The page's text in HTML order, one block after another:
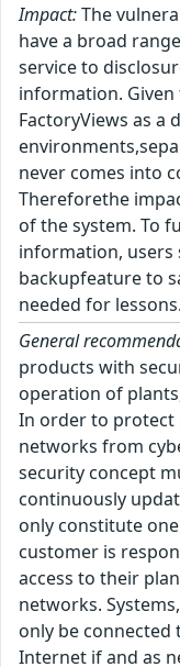
Impact:The
have a broad
service to
information.
FactoryViews as a
never comes into
Thereforethe
of the system. To
information, users
backupfeature to
needed for lessons.
General
products with
operation of
In order to protect
networks from
security concept
continuously
only constitute
customer is
access to their
networks.
only be
Internet if and as